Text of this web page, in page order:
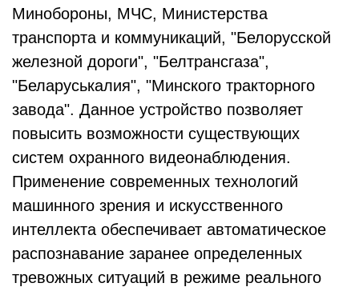
Минобороны, МЧС, Министерства
транспорта и коммуникаций, "Белорусской
железной дороги", "Белтрансгаза",
"Беларуськалия", "Минского тракторного
завода". Данное устройство позволяет
повысить возможности существующих
систем охранного видеонаблюдения.
Применение современных технологий
машинного зрения и искусственного
интеллекта обеспечивает автоматическое
распознавание заранее определенных
тревожных ситуаций в режиме реального